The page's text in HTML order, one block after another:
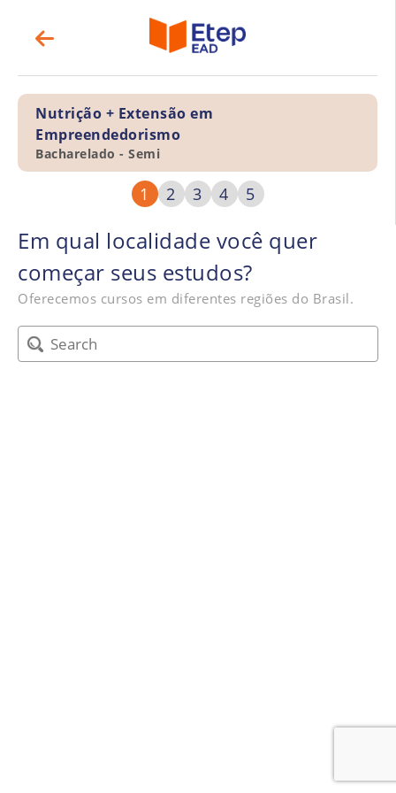
Nutrição + Extensão em
Empreendedorismo
Bacharelado - Semi
1 2 3 4 5
Em qual localidade você quer
começar seus estudos?
Oferecemos cursos em diferentes regiões do Brasil.